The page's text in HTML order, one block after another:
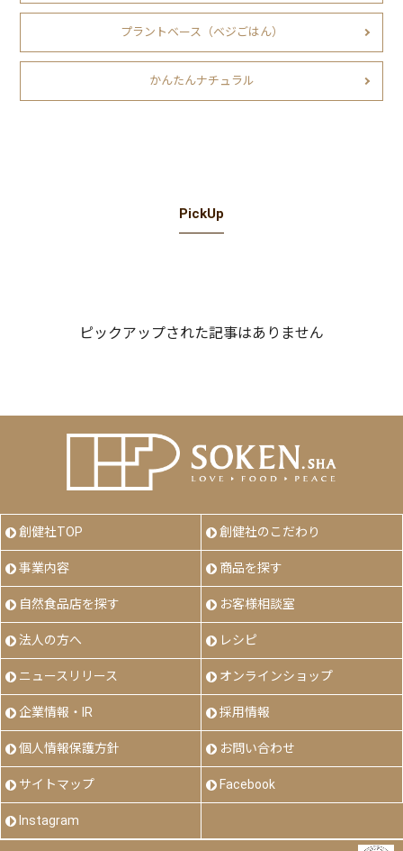
プラントベース（ベジごはん）
かんたんナチュラル
PickUp
ピックアップされた記事はありません
創健社TOP 創健社のこだわり
事業内容 商品を探す
自然食品店を探す お客様相談室
法人の方へ レシピ
ニュースリリース オンラインショップ
企業情報・IR 採用情報
個人情報保護方針 お問い合わせ
サイトマップ Facebook
Instagram